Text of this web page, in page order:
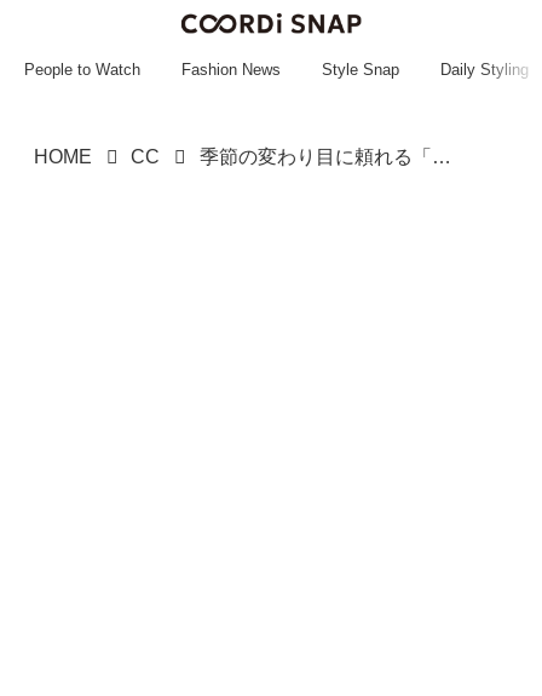
~~~~~~~~~~~
People to Watch Fashion News Style Snap Daily Styling
HOME CC 季節の変わり目に頼れる「シアートップス」！【LEPSIM】大人が真似したい「こなれコーデ」